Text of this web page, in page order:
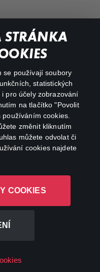
STRÁNKA
se používají soubory
statistických
pro účely zobrazování
na tlačítko "Povolit
cookies.
změnit kliknutím
můžete odvolat či
cookies najdete
COOKIES